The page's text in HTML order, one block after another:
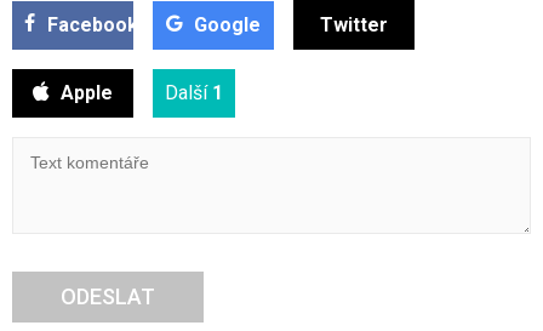
Facebook Google Twitter
Apple Další 1
ODESLAT